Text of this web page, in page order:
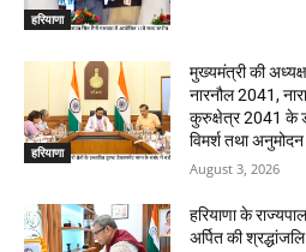
हरियाणा
हरियाणा
मुख्यमंत्री की
नारनौल 2041,
कुरुक्षेत्र 2041 के
विमर्श तथा
August 3, 2026
हरियाणा के
अर्पित की श्रद्धांजलि